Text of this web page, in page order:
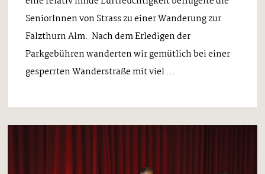
SeniorInnen von Strass zu einer Wanderung zur
Falzthurn Alm. Nach dem Erledigen der
Parkgebühren wanderten wir gemütlich bei einer
gesperrten Wanderstraße mit viel ...